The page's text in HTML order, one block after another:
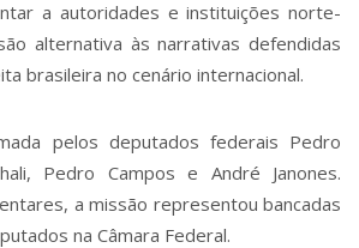
a autoridades e instituições norte-
alternativa às narrativas defendidas
brasileira no cenário internacional.
pelos deputados federais Pedro
Pedro Campos e André Janones.
a missão representou bancadas
na Câmara Federal.